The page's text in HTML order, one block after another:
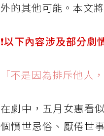
外的其他可能。本文
❗️以下內容涉及部分劇
「不是因為排斥他人
在劇中，五月女惠看
個憤世忌俗、厭倦世